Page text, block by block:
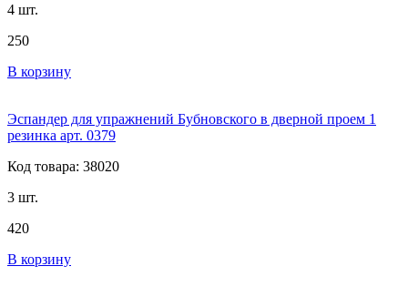
4 шт.
250
В корзину
Эспандер для упражнений Бубновского в дверной проем 1
резинка арт. 0379
Код товара: 38020
3 шт.
420
В корзину